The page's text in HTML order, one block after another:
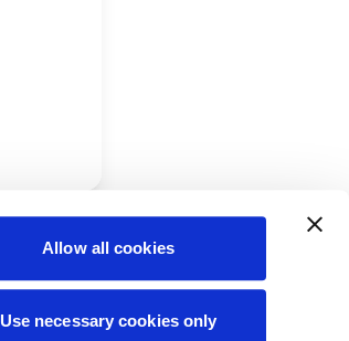
Allow all cookies
Use necessary cookies only